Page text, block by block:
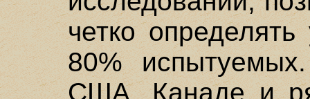
четко
80%
США, Канаде и